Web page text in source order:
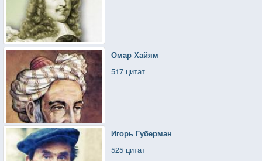
Омар Хайям
517 цитат
Игорь Губерман
525 цитат